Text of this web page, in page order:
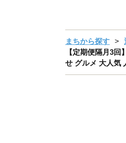
まちから探す
【定期便隔月3
せ グルメ 大人気